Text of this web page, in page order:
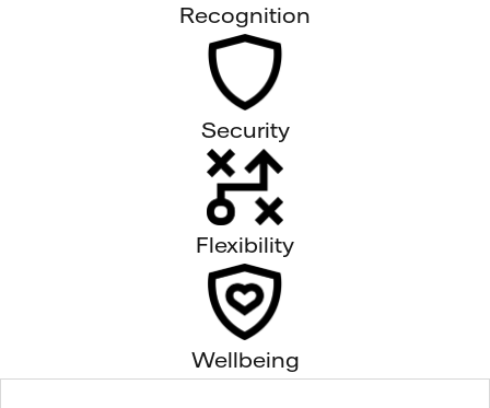
Recognition
Security
Flexibility
Wellbeing